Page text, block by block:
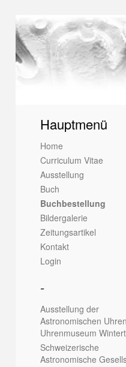
Hauptmenü
Home
Curriculum Vitae
Ausstellung
Buch
Buchbestellung
Bildergalerie
Zeitungsartikel
Kontakt
Login
-
Ausstellung der
Astronomischen
Uhrenmuseum
Schweizerische
Astronomische